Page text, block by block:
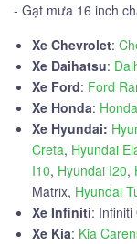
- Gạt mưa 16 inch
Xe Chevrolet:
Xe Daihatsu:
Xe Ford: Ford
Xe Honda:
Xe Hyundai:
Creta, Hyundai
I10, Hyundai I20,
Matrix, Hyundai
Xe Infiniti: Infiniti
Xe Kia: Kia